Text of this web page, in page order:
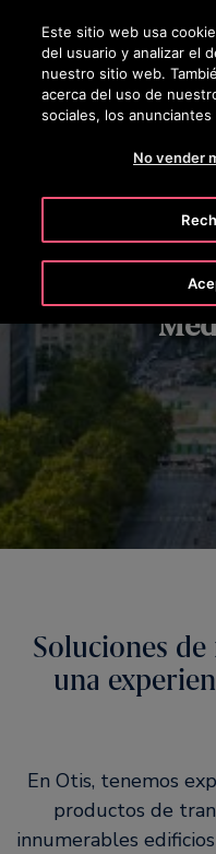
Pulse Intro para saltar
Soluciones
una
En Otis, tenemos
productos de
innumerables
Este sitio web usa
del usuario y analizar el
nuestro sitio web.
acerca del uso de
sociales, los
No vender